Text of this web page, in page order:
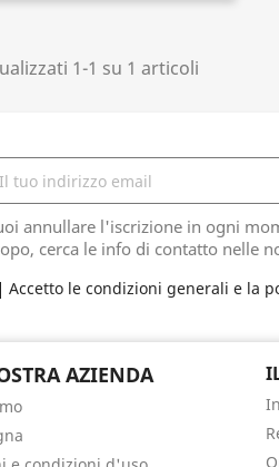
1-1 su 1 articoli
annullare l'iscrizione in ogni
cerca le info di contatto nelle
Accetto le condizioni generali e la
AZIENDA